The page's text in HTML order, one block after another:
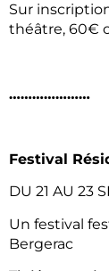
Sur
théâtre, 60€
…………………
Festival
DU 21 AU 23
Un festival
Bergerac